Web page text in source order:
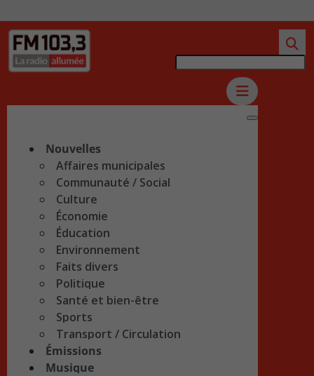
Nouvelles
Affaires municipales
Communauté / Social
Culture
Économie
Éducation
Environnement
Faits divers
Politique
Santé et bien-être
Sports
Transport / Circulation
Émissions
Musique